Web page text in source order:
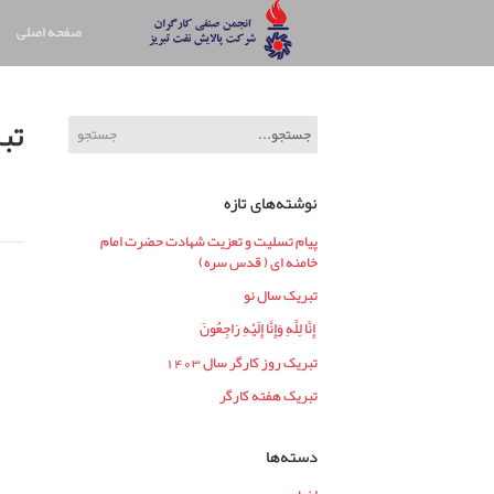
صفحه اصلی
نوشته‌های تازه
پیام تسلیت و تعزیت شهادت حضرت امام
خامنه ای ( قدس سره)
تبریک سال نو
إِنَّا لِلَّهِ وَإِنَّا إِلَیْهِ رَاجِعُونَ
تبریک روز کارگر سال 1403
تبریک هفته کارگر
دسته‌ها